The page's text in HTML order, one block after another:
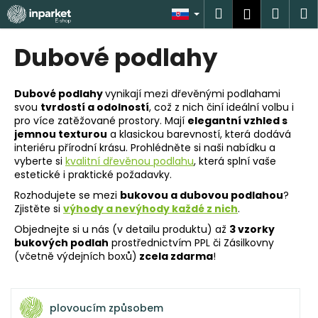
Prejsť
na
obsah
Hľadať
Dubové podlahy
Dubové podlahyvynikají mezi dřevěnými podlahami
svou tvrdostí a odolností, což z nich činí ideální volbu i
pro více zatěžované prostory. Mají elegantní vzhled s
jemnou texturou a klasickou barevností, která dodává
interiéru přírodní krásu. Prohlédněte si naši nabídku a
vyberte si kvalitní dřevěnou podlahu, která splní vaše
estetické i praktické požadavky.
Rozhodujete se mezi bukovou a dubovou podlahou?
Zjistěte si výhody a nevýhody každé z nich.
Objednejte si u nás (v detailu produktu) až 3 vzorky
bukových podlah prostřednictvím PPL či Zásilkovny
(včetně výdejních boxů) zcela zdarma!
plovoucím způsobem
K
o
o
p
o
t
r
e
b
u
j
e
e